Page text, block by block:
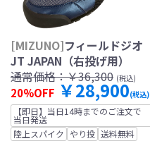
[MIZUNO]フィールドジオ
JT JAPAN（右投げ用）
通常価格：￥36,300 (税込)
20%OFF ￥28,900(税込)
【即日】当日14時までのご注文で
当日発送
陸上スパイク やり投 送料無料